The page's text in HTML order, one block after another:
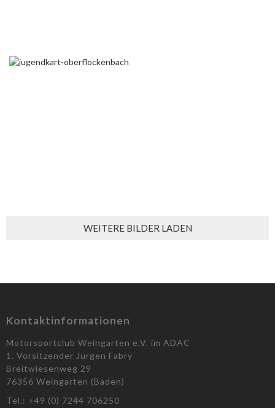
WEITERE BILDER LADEN
Kontaktinformationen
Motorsportclub Weingarten e.V. im ADAC
1. Vorsitzender Jürgen Fabry
Breitwiesenweg 29
76356 Weingarten (Baden)
Tel.: +49 (0) 7244 706250